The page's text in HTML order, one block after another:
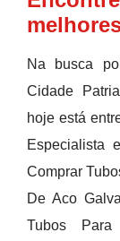
Na busca
Cidade
hoje está
Especialista
Comprar
De Aco
Tubos